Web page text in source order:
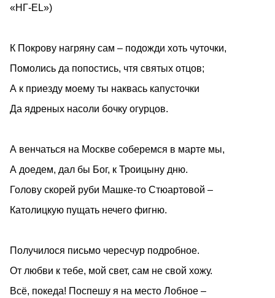
«НГ-EL»)
К Покрову нагряну сам – подожди хоть чуточки,
Помолись да попостись, чтя святых отцов;
А к приезду моему ты наквась капусточки
Да ядреных насоли бочку огурцов.
А венчаться на Москве соберемся в марте мы,
А доедем, дал бы Бог, к Троицыну дню.
Голову скорей руби Машке-то Стюартовой –
Католицкую пущать нечего фигню.
Получилося письмо чересчур подробное.
От любви к тебе, мой свет, сам не свой хожу.
Всё, покеда! Поспешу я на место Лобное –